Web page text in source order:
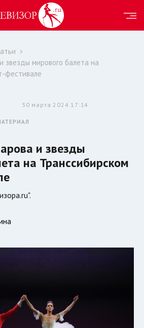
звезды мирового балета на
фестивале
30 марта 2024 17:14
и звезды
на Транссибирском